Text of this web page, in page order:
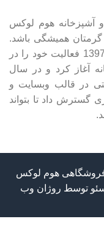
آشپزخانه هوم لوکس
همیشگی باشد.
فروشگاه اینترنتی هوم لوکس ، از سال 1397 فعالیت خود را در
آغاز کرد و در سال
در قالب وبسایت و
گسترش داد تا بتواند
فروشگاهی هوم لوکس
توسط روژان وب